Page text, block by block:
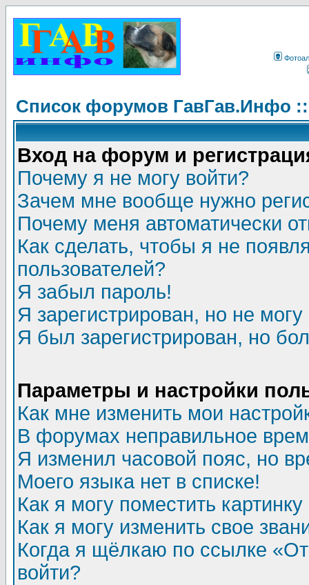
Список форумов ГавГав.Инфо
Вход на форум и
Почему я не могу войти?
Зачем мне вообще нужно
Почему меня автоматически
Как сделать, чтобы я не
пользователей?
Я забыл пароль!
Я зарегистрирован, но не могу
Я был зарегистрирован, но
Параметры и настройки
Как мне изменить мои
В форумах неправильное
Я изменил часовой пояс, но
Моего языка нет в списке!
Как я могу поместить
Как я могу изменить свое
Когда я щёлкаю по ссылке
войти?